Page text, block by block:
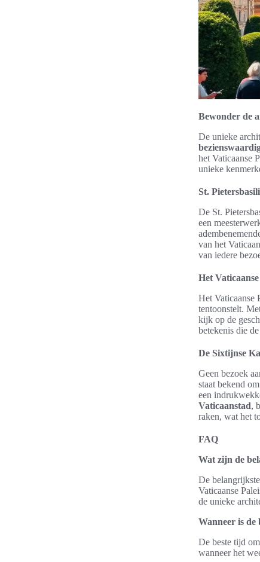
Bewonder de
De unieke
het Vaticaanse
unieke
St.
De St.
een
van het
van iedere
Het
Het Vaticaanse
tentoonstelt.
kijk op de
betekenis die
De Sixtijnse
Geen bezoek
staat bekend
een
Vaticaanstad,
raken, wat het
FAQ
Wat zijn de
De
Vaticaanse
de unieke
Wanneer is de
De beste tijd
wanneer het